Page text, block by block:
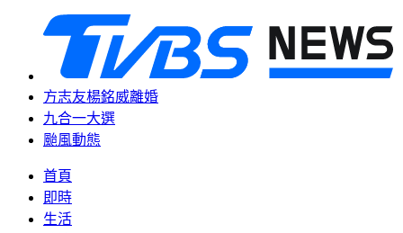
方志友楊銘威離婚
九合一大選
颱風動態
首頁
即時
生活